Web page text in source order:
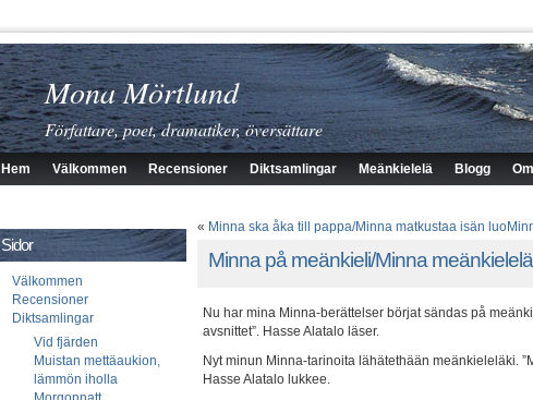
Mona Mörtlund
Författare, poet, dramatiker, översättare
Hem Välkommen Recensioner Diktsamlingar Meänkielelä Blogg
« Minna ska åka till pappa/Minna matkustaa isän luo
Minna på meänkieli/Minna meänkielelä
Nu har mina Minna-berättelser börjat sändas på
avsnittet”. Hasse Alatalo läser.
Nyt minun Minna-tarinoita lähätethään meänkieleläki.
Hasse Alatalo lukkee.
Sidor
Välkommen
Recensioner
Diktsamlingar
Vid fjärden
Muistan mettäaukion,
lämmön iholla